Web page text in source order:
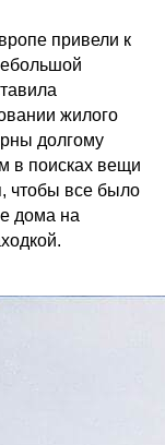
привели к
жилого
долгому
в поисках вещи
чтобы все было
дома на